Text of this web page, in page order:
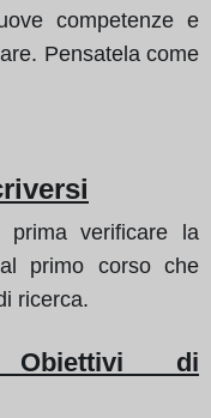
competenze e
Pensatela come
verificare la
primo corso che
ricerca.
di